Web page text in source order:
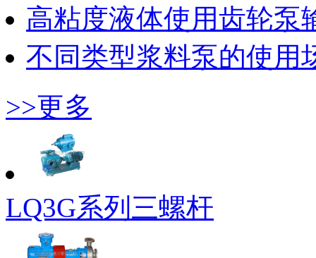
高粘度液体使用齿轮泵
不同类型浆料泵的使用
>>更多
LQ3G系列三螺杆